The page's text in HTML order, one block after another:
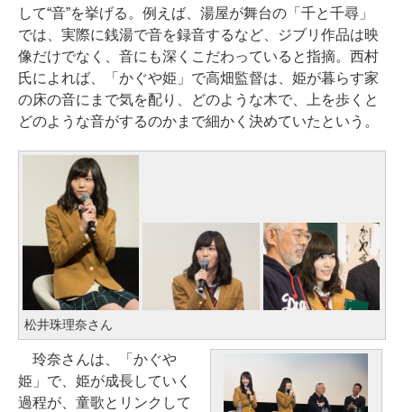
して“音”を挙げる。例えば、湯屋が舞台の「千と千尋」
では、実際に銭湯で音を録音するなど、ジブリ作品は映
像だけでなく、音にも深くこだわっていると指摘。西村
氏によれば、「かぐや姫」で高畑監督は、姫が暮らす家
の床の音にまで気を配り、どのような木で、上を歩くと
どのような音がするのかまで細かく決めていたという。
松井珠理奈さん
玲奈さんは、「かぐや
姫」で、姫が成長していく
過程が、童歌とリンクして